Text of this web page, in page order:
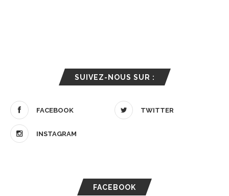
SUIVEZ-NOUS SUR :
FACEBOOK TWITTER
INSTAGRAM
FACEBOOK